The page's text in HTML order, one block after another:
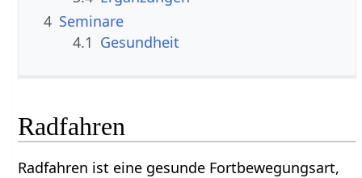
4 Seminare
4.1 Gesundheit
Radfahren
Radfahren ist eine gesunde Fortbewegungsart,